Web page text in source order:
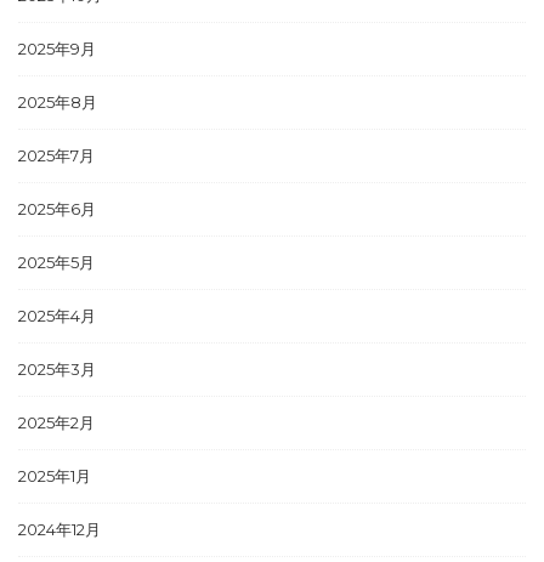
2025年9月
2025年8月
2025年7月
2025年6月
2025年5月
2025年4月
2025年3月
2025年2月
2025年1月
2024年12月